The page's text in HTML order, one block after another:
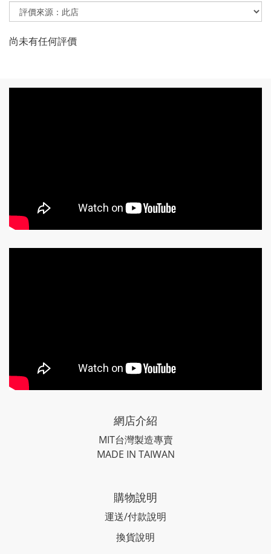
尚未有任何評價
網店介紹
MIT台灣製造專賣
MADE IN TAIWAN
購物說明
運送/付款說明
換貨說明